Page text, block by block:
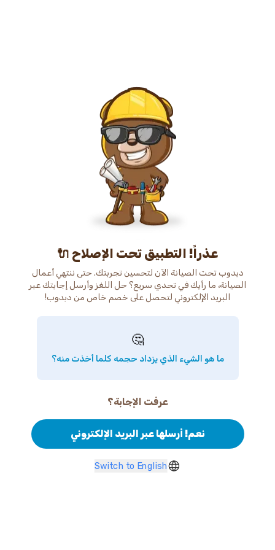
عذراً! التطبيق تحت الإصلاح 🔌
دبدوب تحت الصيانة الآن لتحسين تجربتك. حتى ننتهي أعمال
الصيانة، ما رأيك في تحدي سريع؟ حل اللغز وأرسل إجابتك عبر
البريد الإلكتروني لتحصل على خصم خاص من دبدوب!
🤔
ما هو الشيء الذي يزداد حجمه كلما أخذت منه؟
عرفت الإجابة؟
نعم! أرسلها عبر البريد الإلكتروني
Switch to English